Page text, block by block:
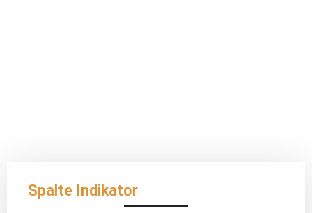
Spalte Indikator